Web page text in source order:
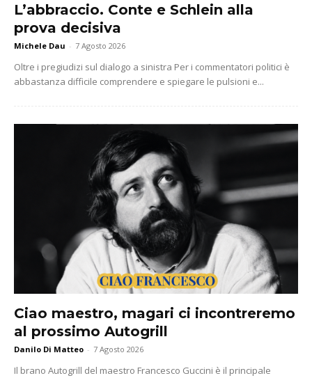
L’abbraccio. Conte e Schlein alla
prova decisiva
Michele Dau - 7 Agosto 2026
Oltre i pregiudizi sul dialogo a sinistra Per i commentatori politici è
abbastanza difficile comprendere e spiegare le pulsioni e...
Ciao maestro, magari ci incontreremo
al prossimo Autogrill
Danilo Di Matteo - 7 Agosto 2026
Il brano Autogrill del maestro Francesco Guccini è il principale